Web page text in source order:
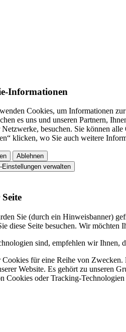
Informationen
Cookies, um Informationen
es uns und unseren Partnern,
Netzwerke, besuchen. Sie können
klicken, wo Sie auch weitere
Ablehnen
Einstellungen verwalten
Sie (durch ein Hinweisbanner)
diese Seite besuchen. Wir
sind, empfehlen wir Ihnen,
für eine Reihe von
Website. Es gehört zu unseren
Cookies oder Tracking-